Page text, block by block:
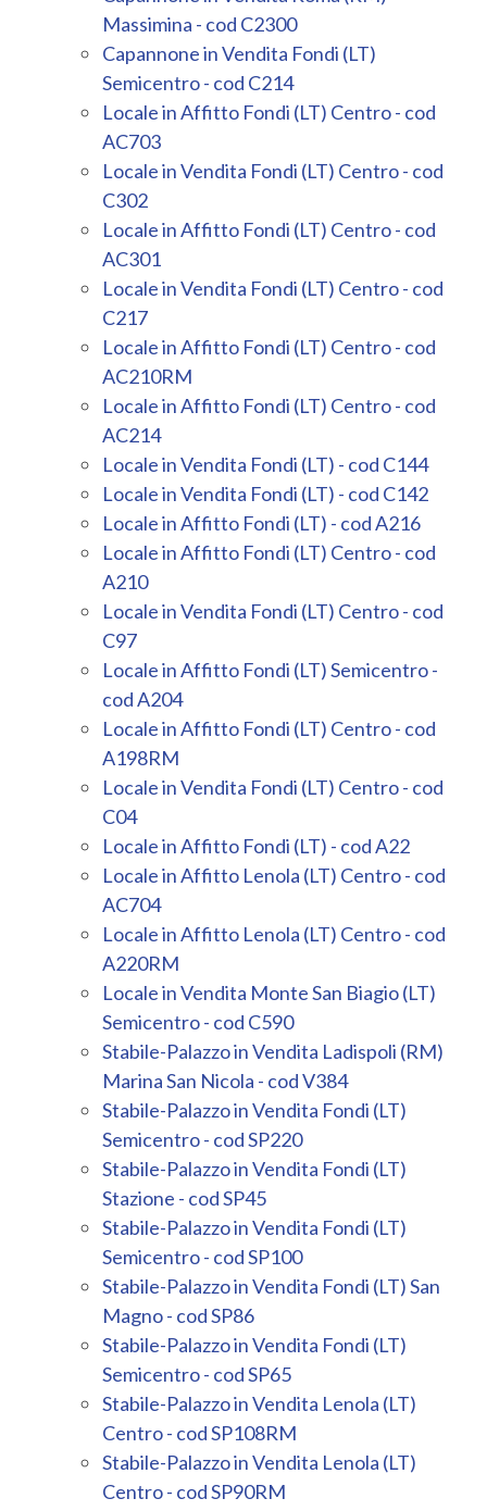
Massimina - cod C2300
Capannone in Vendita Fondi (LT)
Semicentro - cod C214
Locale in Affitto Fondi (LT) Centro - cod
AC703
Locale in Vendita Fondi (LT) Centro - cod
C302
Locale in Affitto Fondi (LT) Centro - cod
AC301
Locale in Vendita Fondi (LT) Centro - cod
C217
Locale in Affitto Fondi (LT) Centro - cod
AC210RM
Locale in Affitto Fondi (LT) Centro - cod
AC214
Locale in Vendita Fondi (LT) - cod C144
Locale in Vendita Fondi (LT) - cod C142
Locale in Affitto Fondi (LT) - cod A216
Locale in Affitto Fondi (LT) Centro - cod
A210
Locale in Vendita Fondi (LT) Centro - cod
C97
Locale in Affitto Fondi (LT) Semicentro -
cod A204
Locale in Affitto Fondi (LT) Centro - cod
A198RM
Locale in Vendita Fondi (LT) Centro - cod
C04
Locale in Affitto Fondi (LT) - cod A22
Locale in Affitto Lenola (LT) Centro - cod
AC704
Locale in Affitto Lenola (LT) Centro - cod
A220RM
Locale in Vendita Monte San Biagio (LT)
Semicentro - cod C590
Stabile-Palazzo in Vendita Ladispoli (RM)
Marina San Nicola - cod V384
Stabile-Palazzo in Vendita Fondi (LT)
Semicentro - cod SP220
Stabile-Palazzo in Vendita Fondi (LT)
Stazione - cod SP45
Stabile-Palazzo in Vendita Fondi (LT)
Semicentro - cod SP100
Stabile-Palazzo in Vendita Fondi (LT) San
Magno - cod SP86
Stabile-Palazzo in Vendita Fondi (LT)
Semicentro - cod SP65
Stabile-Palazzo in Vendita Lenola (LT)
Centro - cod SP108RM
Stabile-Palazzo in Vendita Lenola (LT)
Centro - cod SP90RM